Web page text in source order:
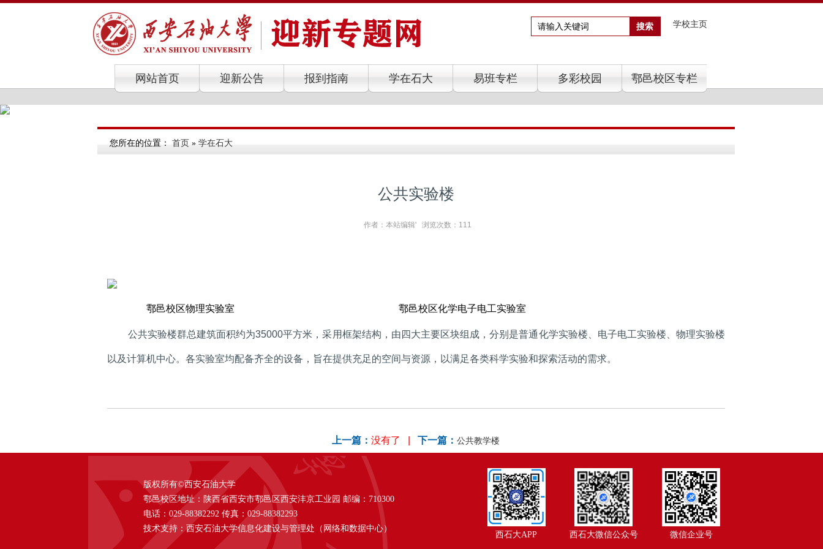
学校主页
网站首页 迎新公告 报到指南 学在石大 易班专栏 多彩校园 鄠邑校区专栏
您所在的位置： 首页 » 学在石大
公共实验楼
作者：本站编辑' 浏览次数： 111
鄠邑校区物理实验室 鄠邑校区化学电子电工实验室
公共实验楼群总建筑面积约为35000平方米，采用框架结构，由四大主要区块组成，分别是普通化学实验楼、电子电工实验楼、物理实验楼
以及计算机中心。各实验室均配备齐全的设备，旨在提供充足的空间与资源，以满足各类科学实验和探索活动的需求。
上一篇：没有了 |下一篇：公共教学楼
版权所有©西安石油大学
鄠邑校区地址：陕西省西安市鄠邑区西安沣京工业园 邮编：710300
电话：029-88382292 传真：029-88382293
技术支持：西安石油大学信息化建设与管理处（网络和数据中心）
西石大APP 西石大微信公众号 微信企业号